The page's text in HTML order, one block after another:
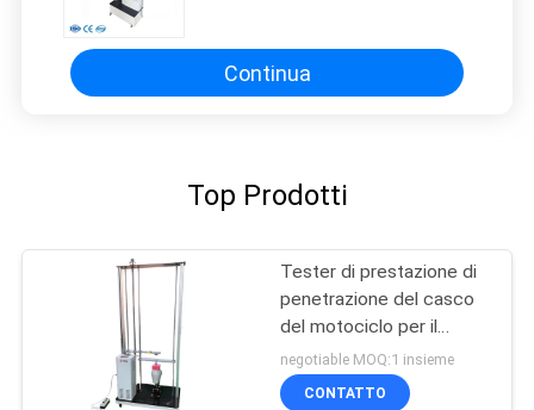
Continua
Top Prodotti
Tester di prestazione di
penetrazione del casco
del motociclo per il
casco pieno o mezzo
negotiable MOQ:1 insieme
CONTATTO